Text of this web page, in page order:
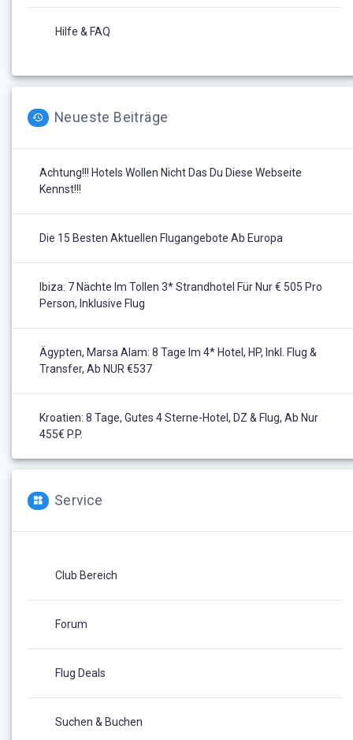
Hilfe & FAQ
Neueste Beiträge
Achtung!!! Hotels Wollen Nicht Das Du Diese Webseite
Kennst!!!
Die 15 Besten Aktuellen Flugangebote Ab Europa
Ibiza: 7 Nächte Im Tollen 3* Strandhotel Für Nur € 505 Pro
Person, Inklusive Flug
Ägypten, Marsa Alam: 8 Tage Im 4* Hotel, HP, Inkl. Flug &
Transfer, Ab NUR €537
Kroatien: 8 Tage, Gutes 4 Sterne-Hotel, DZ & Flug, Ab Nur
455€ P.P.
Service
Club Bereich
Forum
Flug Deals
Suchen & Buchen